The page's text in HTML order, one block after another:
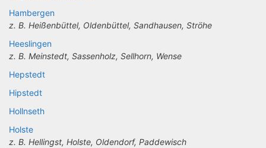
Hambergen
z. B. Heißenbüttel, Oldenbüttel, Sandhausen, Ströhe
Heeslingen
z. B. Meinstedt, Sassenholz, Sellhorn, Wense
Hepstedt
Hipstedt
Hollnseth
Holste
z. B. Hellingst, Holste, Oldendorf, Paddewisch